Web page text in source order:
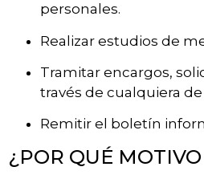
personales.
Realizar estudios de
Tramitar encargos,
través de cualquiera
Remitir el boletín
¿POR QUÉ